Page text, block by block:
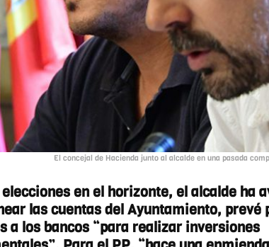
El concejal de Hacienda junto al alcalde en una pasada
en el horizonte, el alcalde ha
las cuentas del Ayuntamiento, prevé
a los bancos “para realizar inversiones